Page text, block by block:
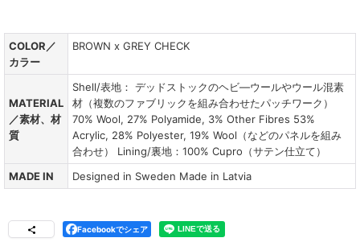
COLOR／
カラー
BROWN x GREY CHECK
MATERIAL
／素材、材
質
Shell/表地： デッドストックのヘビ―ウールやウール混素
材（複数のファブリックを組み合わせたパッチワーク）
70% Wool, 27% Polyamide, 3% Other Fibres 53%
Acrylic, 28% Polyester, 19% Wool（などのパネルを組み
合わせ） Lining/裏地：100% Cupro（サテン仕立て）
MADE IN
Designed in Sweden Made in Latvia
Facebookでシェア